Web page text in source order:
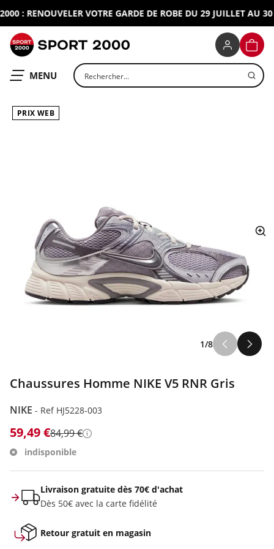
: RENOUVELER VOTRE GARDE DE ROBE DU 29 JUILLET AU 30
OUVRIR LE
MENU Rechercher un produit
PRIX WEB
1/8
Chaussures Homme NIKE V5 RNR Gris
NIKE - Ref HJ5228-003
59,49 €84,99 € Détails
indisponible
Livraison gratuite dès 70€ d'achat
Dès 50€ avec la carte fidélité
Retour gratuit en magasin